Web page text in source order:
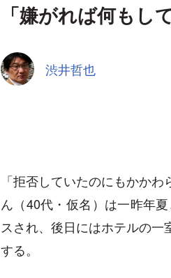
「嫌がれば何も
渋井哲也
「拒否していたのにもかか
ん（40代・仮名）は一昨年
スされ、後日にはホテルの
する。